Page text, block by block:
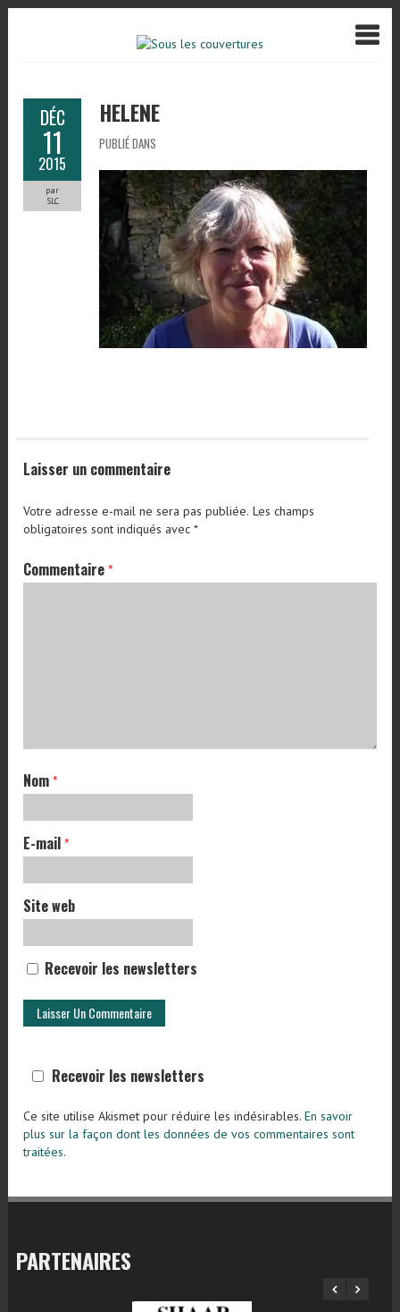
DÉC
11
2015
par
SLC
HELENE
PUBLIÉ DANS
Laisser un commentaire
Votre adresse e-mail ne sera pas publiée. Les champs
obligatoires sont indiqués avec*
Commentaire*
Nom*
E-mail*
Site web
Recevoir les newsletters
Recevoir les newsletters
Ce site utilise Akismet pour réduire les indésirables.En savoir
plus sur la façon dont les données de vos commentaires sont
traitées.
PARTENAIRES